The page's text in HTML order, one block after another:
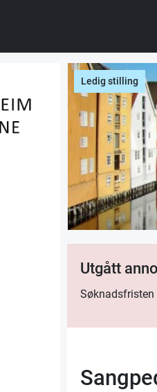
Ledig stilling
Utgått